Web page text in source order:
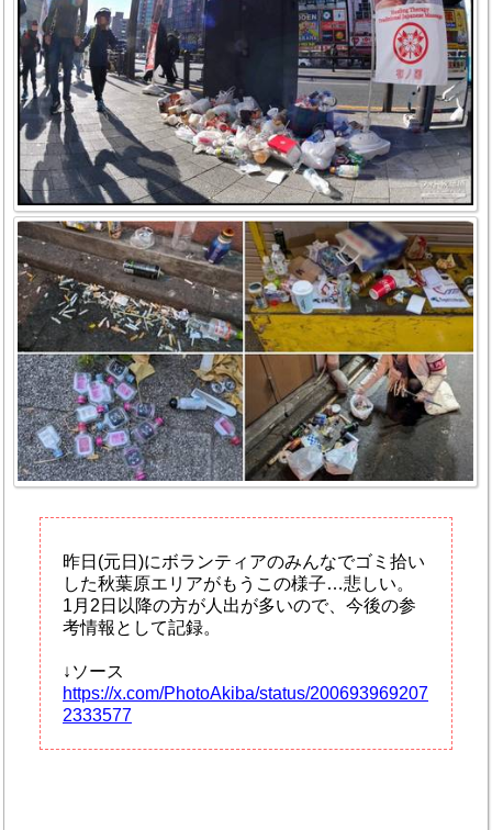
昨日(元日)にボランティアのみんなでゴミ拾い
した秋葉原エリアがもうこの様子…悲しい。
1月2日以降の方が人出が多いので、今後の参
考情報として記録。
↓ソース
https://x.com/PhotoAkiba/status/200693969207
2333577